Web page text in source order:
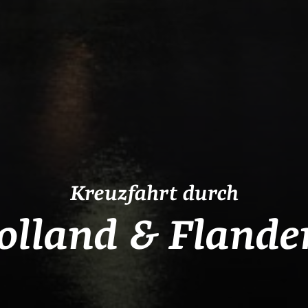
Kreuzfahrt durch
&